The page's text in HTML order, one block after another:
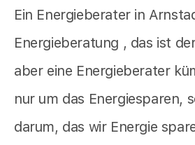
Ein Energieberater in
Energieberatung , das ist
aber eine Energieberater
nur um das Energiesparen,
darum, das wir Energie